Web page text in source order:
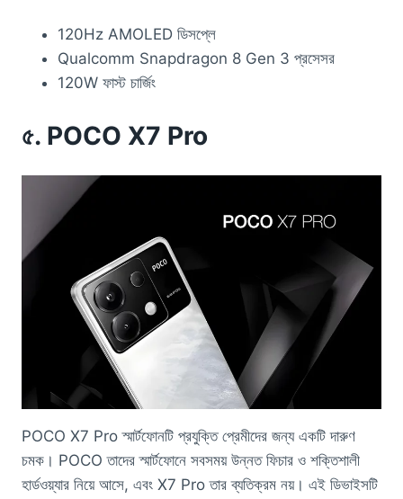
120Hz AMOLED ডিসপ্লে
Qualcomm Snapdragon 8 Gen 3 প্রসেসর
120W ফাস্ট চার্জিং
৫. POCO X7 Pro
POCO X7 Pro স্মার্টফোনটি প্রযুক্তি প্রেমীদের জন্য একটি দারুণ
চমক। POCO তাদের স্মার্টফোনে সবসময় উন্নত ফিচার ও শক্তিশালী
হার্ডওয়্যার নিয়ে আসে, এবং X7 Pro তার ব্যতিক্রম নয়। এই ডিভাইসটি